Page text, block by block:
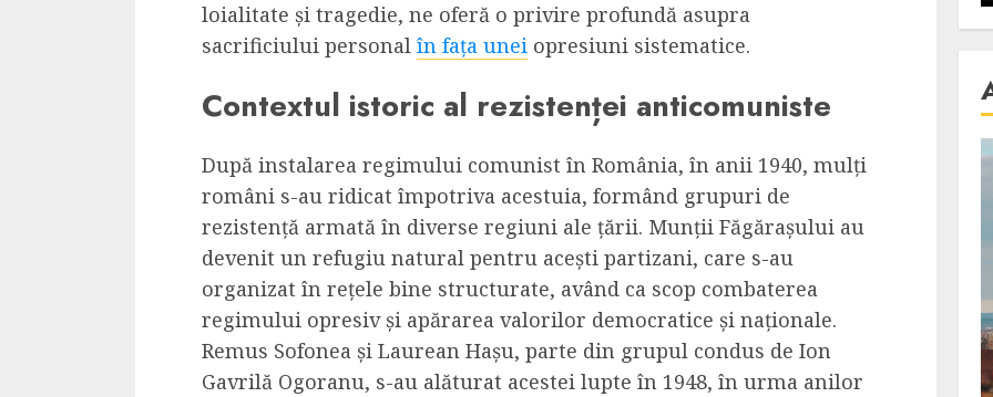
loialitate și tragedie, ne oferă o privire profundă asupra
sacrificiului personal în fața unei opresiuni sistematice.
Contextul istoric al rezistenței anticomuniste
După instalarea regimului comunist în România, în anii 1940, mulți
români s-au ridicat împotriva acestuia, formând grupuri de
rezistență armată în diverse regiuni ale țării. Munții Făgărașului au
devenit un refugiu natural pentru acești partizani, care s-au
organizat în rețele bine structurate, având ca scop combaterea
regimului opresiv și apărarea valorilor democratice și naționale.
Remus Sofonea și Laurean Hașu, parte din grupul condus de Ion
Gavrilă Ogoranu, s-au alăturat acestei lupte în 1948, în urma anilor